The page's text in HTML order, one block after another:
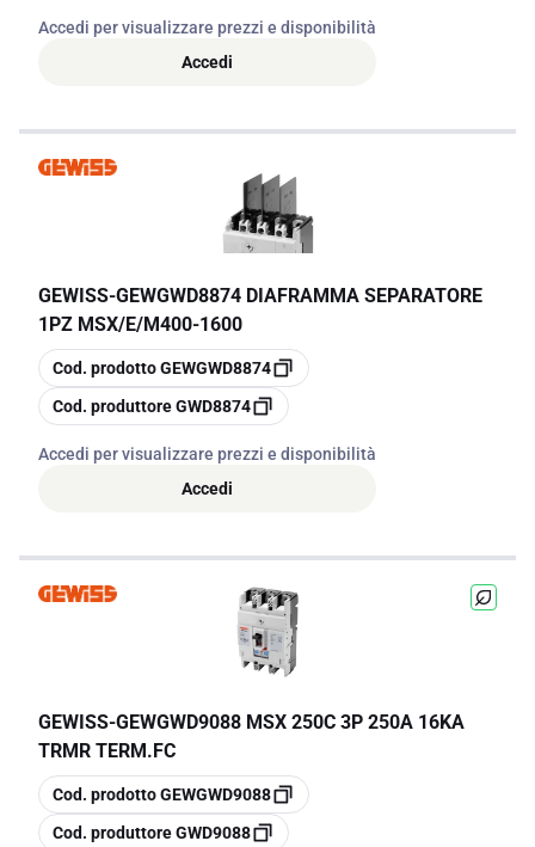
Accedi per visualizzare prezzi e disponibilità
Accedi
GEWISS-GEWGWD8874 DIAFRAMMA SEPARATORE
1PZ MSX/E/M400-1600
copia
Cod. prodottoGEWGWD8874
copia
Cod. produttoreGWD8874
Accedi per visualizzare prezzi e disponibilità
Accedi
GEWISS-GEWGWD9088 MSX 250C 3P 250A 16KA
TRMR TERM.FC
copia
Cod. prodottoGEWGWD9088
copia
Cod. produttoreGWD9088